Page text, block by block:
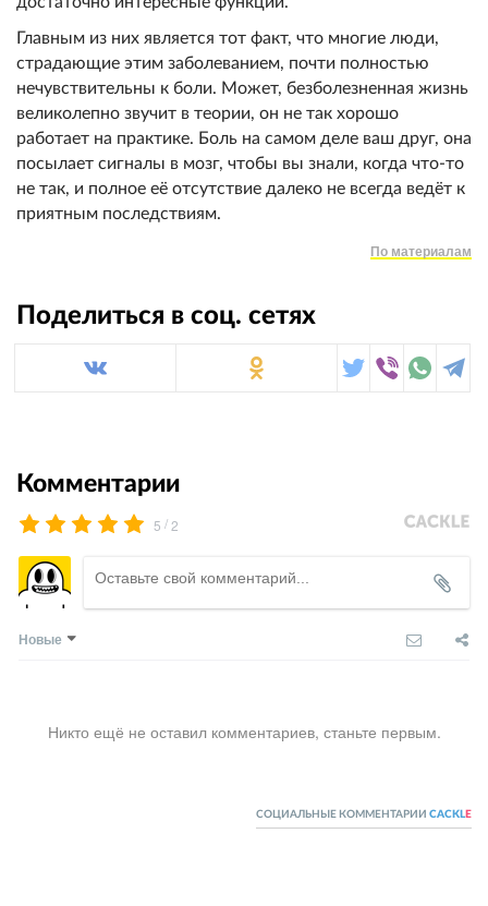
Главным из них является тот факт, что многие люди,
страдающие этим заболеванием, почти полностью
нечувствительны к боли. Может, безболезненная жизнь
великолепно звучит в теории, он не так хорошо
работает на практике. Боль на самом деле ваш друг, она
посылает сигналы в мозг, чтобы вы знали, когда что-то
не так, и полное её отсутствие далеко не всегда ведёт к
приятным последствиям.
По материалам
Поделиться в соц. сетях
Комментарии
5 /2
Новые
Никто ещё не оставил комментариев, станьте первым.
СОЦИАЛЬНЫЕ КОММЕНТАРИИ CACKL E